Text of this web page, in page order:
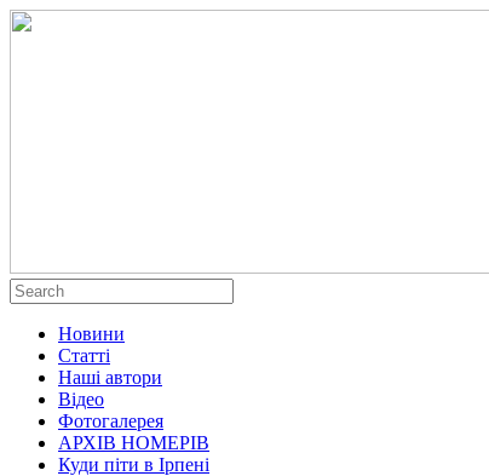
Новини
Статті
Наші автори
Відео
Фотогалерея
АРХІВ НОМЕРІВ
Куди піти в Ірпені